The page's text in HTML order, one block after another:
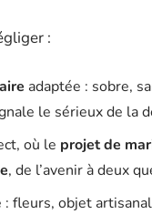
:
adaptée : sobre,
le sérieux de la
où le projet de
, de l’avenir à deux
fleurs, objet